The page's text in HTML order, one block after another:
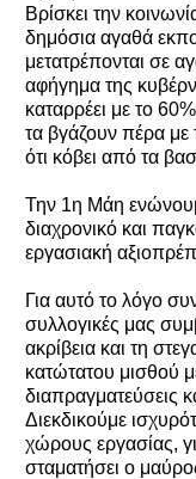
Βρίσκει την
δημόσια αγαθά
μετατρέπονται σε
αφήγημα της
καταρρέει με το
τα βγάζουν πέρα με
ότι κόβει από τα
Την 1η Μάη
διαχρονικό και
εργασιακή
Για αυτό το λόγο
συλλογικές μας
ακρίβεια και τη
κατώτατου μισθού
διαπραγματεύσεις
Διεκδικούμε
χώρους εργασίας,
σταματήσει ο